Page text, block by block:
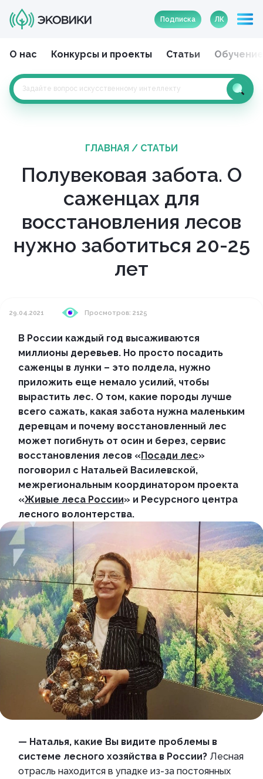
Подписка ЛК
О нас Конкурсы и проекты Статьи Обучение
ГЛАВНАЯ / СТАТЬИ
Полувековая забота. О
саженцах для
восстановления лесов
нужно заботиться 20-25
лет
29.04.2021 Просмотров: 2125
В России каждый год высаживаются
миллионы деревьев. Но просто посадить
саженцы в лунки – это полдела, нужно
приложить еще немало усилий, чтобы
вырастить лес. О том, какие породы лучше
всего сажать, какая забота нужна маленьким
деревцам и почему восстановленный лес
может погибнуть от осин и берез, сервис
восстановления лесов « Посади лес»
поговорил с Натальей Василевской,
межрегиональным координатором проекта
«Живые леса России» и Ресурсного центра
лесного волонтерства.
— Наталья, какие Вы видите проблемы в
системе лесного хозяйства в России? Лесная
отрасль находится в упадке из-за постоянных